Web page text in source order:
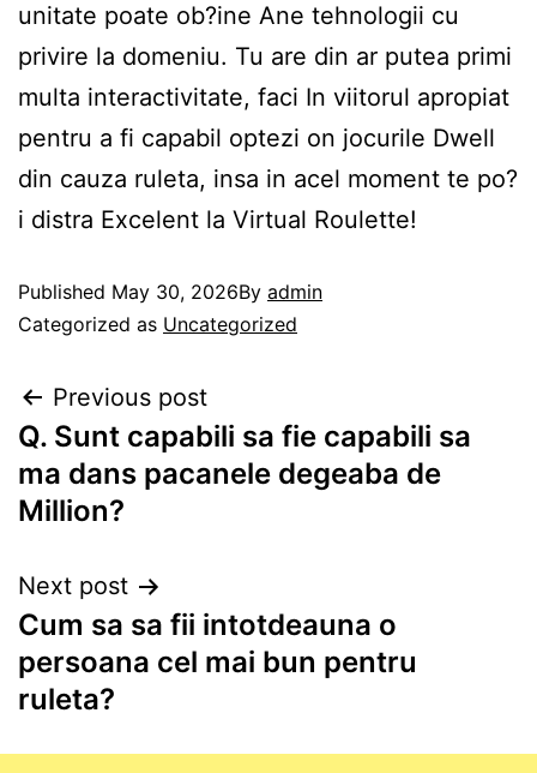
unitate poate ob?ine Ane tehnologii cu
privire la domeniu. Tu are din ar putea primi
multa interactivitate, faci In viitorul apropiat
pentru a fi capabil optezi on jocurile Dwell
din cauza ruleta, insa in acel moment te po?
i distra Excelent la Virtual Roulette!
Published May 30, 2026By admin
Categorized as Uncategorized
Previous post
Q. Sunt capabili sa fie capabili sa
ma dans pacanele degeaba de
Million?
Next post
Cum sa sa fii intotdeauna o
persoana cel mai bun pentru
ruleta?